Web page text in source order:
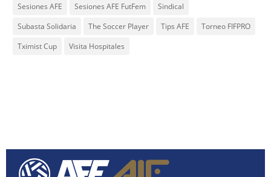
Sesiones AFE
Sesiones AFE FutFem
Sindical
Subasta Solidaria
The Soccer Player Tips AFE
Torneo FIFPRO
Tximist Cup
Visita Hospitales